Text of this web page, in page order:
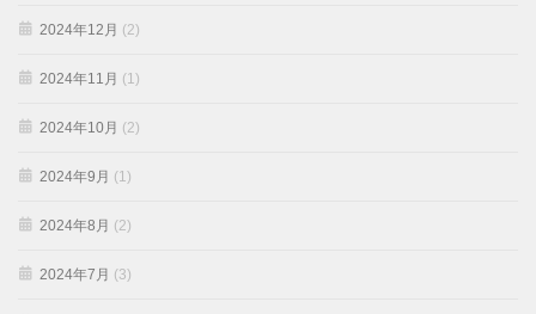
2024年12月 (2)
2024年11月 (1)
2024年10月 (2)
2024年9月 (1)
2024年8月 (2)
2024年7月 (3)